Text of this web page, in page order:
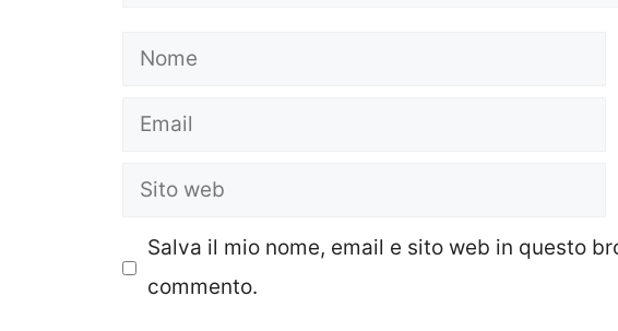
Nome
Email
Sito
Salva il mio nome, email e sito web in questo
commento.